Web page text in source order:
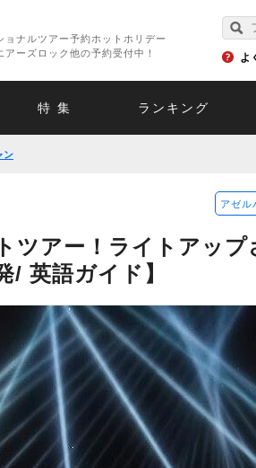
ョナルツアー予約ホットホリデー
アーズロック他の予約受付中！
よ
特 集 ランキング
ン
アゼル
ツアー！ライトアップ
/ 英語ガイド】